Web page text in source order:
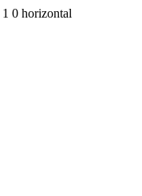
1 0 horizontal